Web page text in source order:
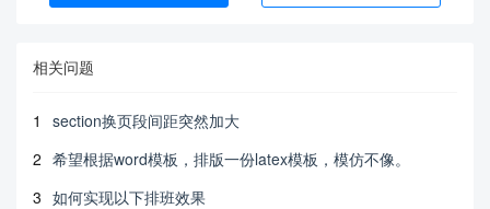
相关问题
1
section换页段间距突然加大
2 希望根据word模板，排版一份latex模板，模仿不像。
3 如何实现以下排班效果